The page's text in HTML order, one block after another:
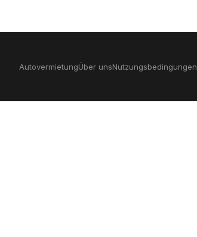
AutovermietungÜber unsNutzungsbedingungen